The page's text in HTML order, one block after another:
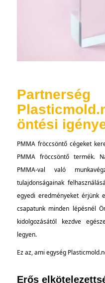
öntési
PMMA fröccsöntő cégeket
PMMA fröccsöntő termék.
PMMA-val való
tulajdonságainak
egyedi eredményeket érjünk
csapatunk minden lépésnél
kidolgozásától kezdve
legyen.
Ez az, ami egység
Erős